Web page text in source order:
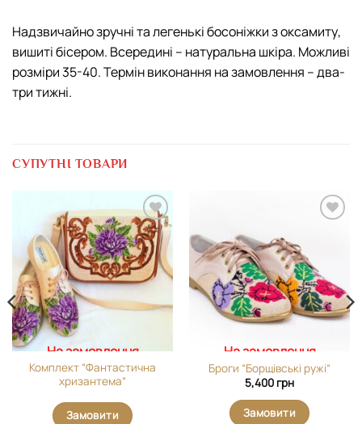
Надзвичайно зручні та легенькі босоніжки з оксамиту,
вишиті бісером. Всередині – натуральна шкіра. Можливі
розміри 35-40. Термін виконання на замовлення – два-
три тижні.
СУПУТНІ ТОВАРИ
Додати
виріб у
вибране
На замовлення
Комплект “Фантастична
хризантема”
Замовити
вибране
На замовлення
Броги “Борщівські ружі”
5,400 грн
Замовити